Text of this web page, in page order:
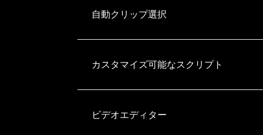
自動クリップ選択
カスタマイズ可能なスクリプト
ビデオエディター